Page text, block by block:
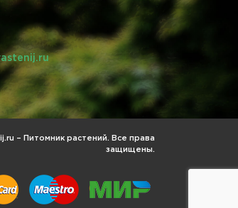
– Питомник растений. Все права
защищены.